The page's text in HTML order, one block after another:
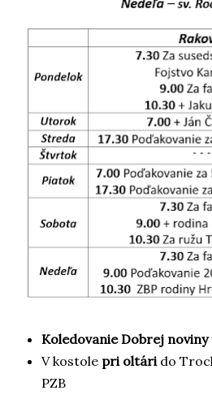
Koledovanie Dobrej noviny
V kostole pri oltári do
PZB